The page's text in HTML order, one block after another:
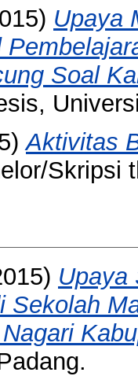
Upaya
Soal
Aktivitas
Skripsi
Upaya
Sekolah